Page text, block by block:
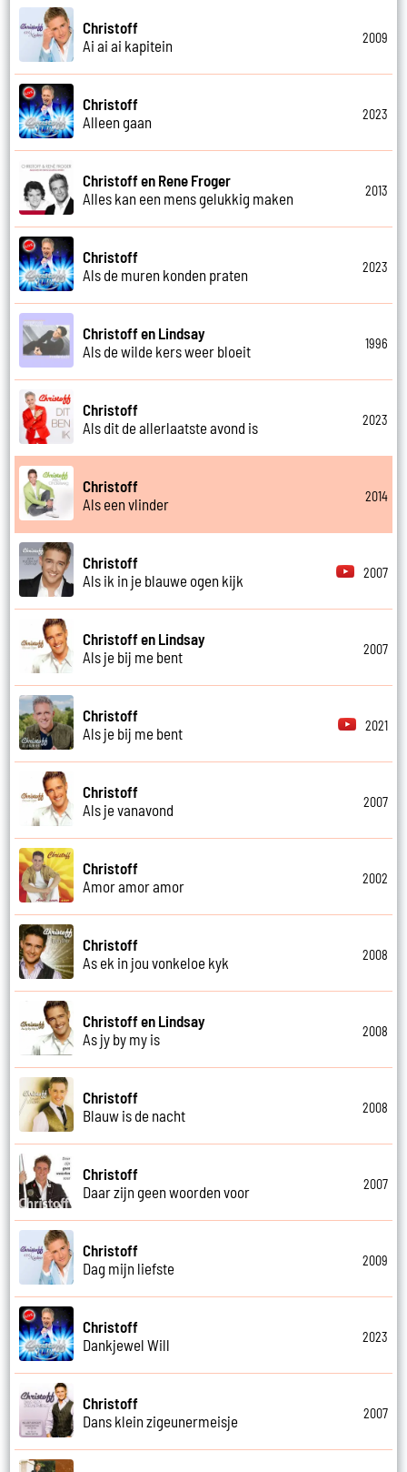
Christoff
Ai ai ai kapitein
2009
Christoff
Alleen gaan
2023
Christoff en Rene Froger
Alles kan een mens gelukkig maken
2013
Christoff
Als de muren konden praten
2023
Christoff en Lindsay
Als de wilde kers weer bloeit
1996
Christoff
Als dit de allerlaatste avond is
2023
Christoff
Als een vlinder
2014
Christoff
Als ik in je blauwe ogen kijk
2007
Christoff en Lindsay
Als je bij me bent
2007
Christoff
Als je bij me bent
2021
Christoff
Als je vanavond
2007
Christoff
Amor amor amor
2002
Christoff
As ek in jou vonkeloe kyk
2008
Christoff en Lindsay
As jy by my is
2008
Christoff
Blauw is de nacht
2008
Christoff
Daar zijn geen woorden voor
2007
Christoff
Dag mijn liefste
2009
Christoff
Dankjewel Will
2023
Christoff
Dans klein zigeunermeisje
2007